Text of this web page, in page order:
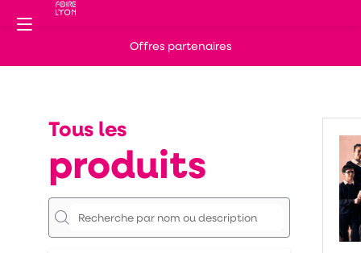
Offres partenaires
Tous les
produits